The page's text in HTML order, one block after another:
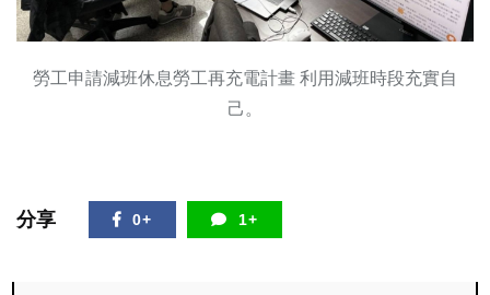
勞工申請減班休息勞工再充電計畫 利用減班時段充實自
己。
分享 0+ 1+